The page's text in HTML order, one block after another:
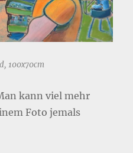
100x70cm
kann viel mehr
Foto jemals